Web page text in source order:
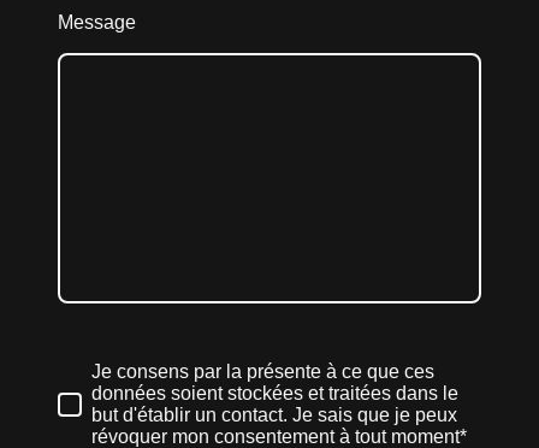
Message
Je consens par la présente à ce que ces
données soient stockées et traitées dans le
but d'établir un contact. Je sais que je peux
révoquer mon consentement à tout moment*